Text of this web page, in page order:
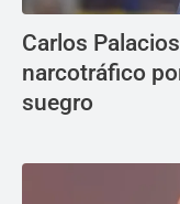
Carlos
narcotráfico
suegro